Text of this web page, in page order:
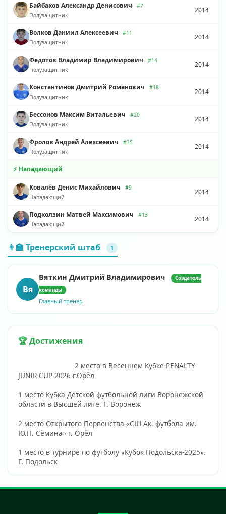
Байбаков Александр Денисович
#7
Полузащитник
2014
Волков Даниил Алексеевич
#11
Полузащитник
2014
Федотов Владимир Владимирович
#14
Полузащитник
2014
Константинов Дмитрий Романович
#18
Полузащитник
2014
Бессонов Максим Витальевич
#20
Полузащитник
2014
Фролов Андрей Алексеевич
#35
Полузащитник
2014
⚡ Нападающий
Ковалёв Денис Михайлович
#9
Нападающий
2014
Подколзин Матвей Максимович
#13
Нападающий
2014
👨‍🏫 Тренерский штаб 1
Вя
Вяткин Дмитрий Владимирович
Создатель
команды
Главный тренер
🏆 Достижения
JUNIR CUP-2026 г.Орёл
1 место Кубка Детской футбольной лиги Воронежской
области в Высшей лиге. Г. Воронеж
2 место Открытого Первенства «СШ Ак. футбола им.
Ю.П. Сёмина» г. Орёл
1 место в турнире по футболу «Кубок Подольска-2025».
Г. Подольск